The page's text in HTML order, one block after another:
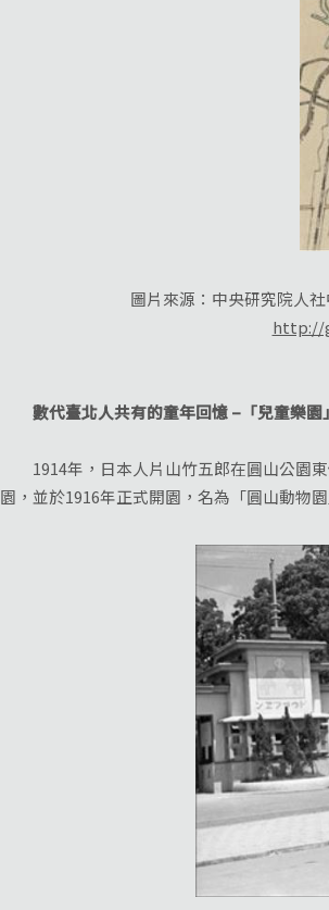
圖片來源：中央研究院人
http://
數代臺北人共有的童年回憶 –「兒童樂園
1914年，日本人片山竹五郎在圓山公園東
園，並於1916年正式開園，名為「圓山動物園